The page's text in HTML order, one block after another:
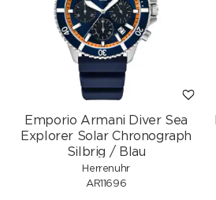
Emporio Armani Diver Sea
Explorer Solar Chronograph
Silbrig / Blau
Herrenuhr
AR11696